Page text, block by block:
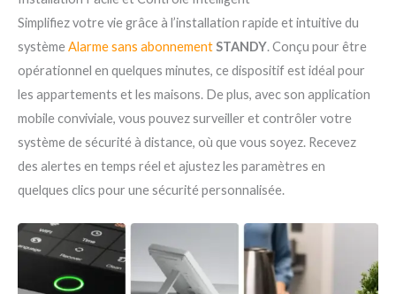
Simplifiez votre vie grâce à l’installation rapide et intuitive du
systèmeAlarme sans abonnementSTANDY. Conçu pour être
opérationnel en quelques minutes, ce dispositif est idéal pour
les appartements et les maisons. De plus, avec son application
mobile conviviale, vous pouvez surveiller et contrôler votre
système de sécurité à distance, où que vous soyez. Recevez
des alertes en temps réel et ajustez les paramètres en
quelques clics pour une sécurité personnalisée.